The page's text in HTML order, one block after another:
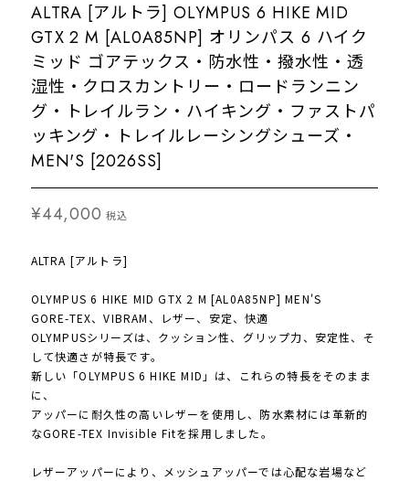
ALTRA [アルトラ] OLYMPUS 6 HIKE MID
GTX 2 M [AL0A85NP] オリンパス 6 ハイク
ミッド ゴアテックス・防水性・撥水性・透
湿性・クロスカントリー・ロードランニン
グ・トレイルラン・ハイキング・ファストパ
ッキング・トレイルレーシングシューズ・
MEN'S [2026SS]
¥44,000 税込
ALTRA [アルトラ]
OLYMPUS 6 HIKE MID GTX 2 M [AL0A85NP] MEN'S
GORE-TEX、VIBRAM、レザー、安定、快適
OLYMPUSシリーズは、クッション性、グリップ力、安定性、そ
して快適さが特長です。
新しい「OLYMPUS 6 HIKE MID」は、これらの特長をそのまま
に、
アッパーに耐久性の高いレザーを使用し、防水素材には革新的
なGORE-TEX Invisible Fitを採用しました。
レザーアッパーにより、メッシュアッパーでは心配な岩場など